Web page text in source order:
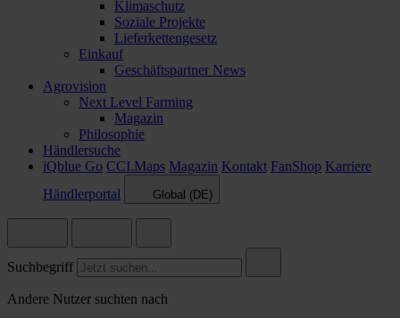
Klimaschutz
Soziale Projekte
Lieferkettengesetz
Einkauf
Geschäftspartner News
Agrovision
Next Level Farming
Magazin
Philosophie
Händlersuche
iQblue Go CCI.Maps Magazin Kontakt FanShop Karriere
Händlerportal
Global (DE)
Suchbegriff
Andere Nutzer suchten nach